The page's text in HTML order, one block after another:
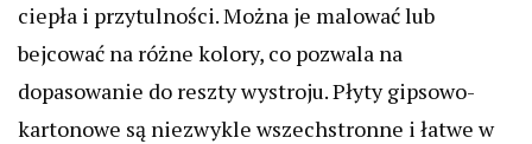
ciepła i przytulności. Można je malować lub
bejcować na różne kolory, co pozwala na
dopasowanie do reszty wystroju. Płyty gipsowo-
kartonowe są niezwykle wszechstronne i łatwe w